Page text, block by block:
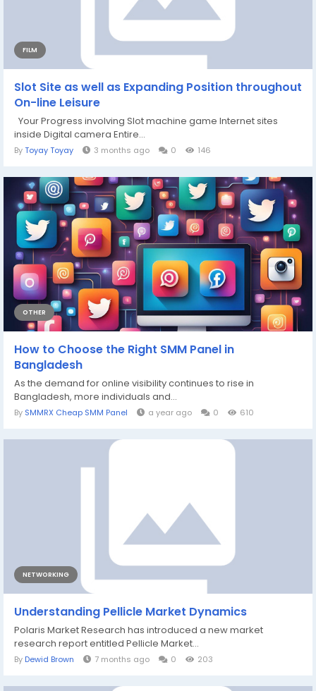
FILM
Slot Site as well as Expanding Position throughout
On-line Leisure
Your Progress involving Slot machine game Internet sites
inside Digital camera Entire...
ByToyay Toyay 3 months ago 0 146
OTHER
How to Choose the Right SMM Panel in
Bangladesh
As the demand for online visibility continues to rise in
Bangladesh, more individuals and...
By SMMRX Cheap SMM Panel a year ago 0 610
NETWORKING
Understanding Pellicle Market Dynamics
Polaris Market Research has introduced a new market
research report entitled Pellicle Market...
By Dewid Brown 7 months ago 0 203